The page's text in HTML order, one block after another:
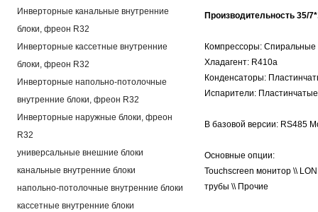
Инверторные канальные внутренние
блоки, фреон R32
Инверторные кассетные внутренние
блоки, фреон R32
Инверторные напольно-потолочные
внутренние блоки, фреон R32
Инверторные наружные блоки, фреон
R32
универсальные внешние блоки
канальные внутренние блоки
напольно-потолочные внутренние блоки
кассетные внутренние блоки
Производительность 35/
Компрессоры: Спиральные
Хладагент: R410a
Конденсаторы:
Испарители:
В базовой версии: RS485
Основные опции:
Touchscreen монитор \\
трубы \\ Прочие